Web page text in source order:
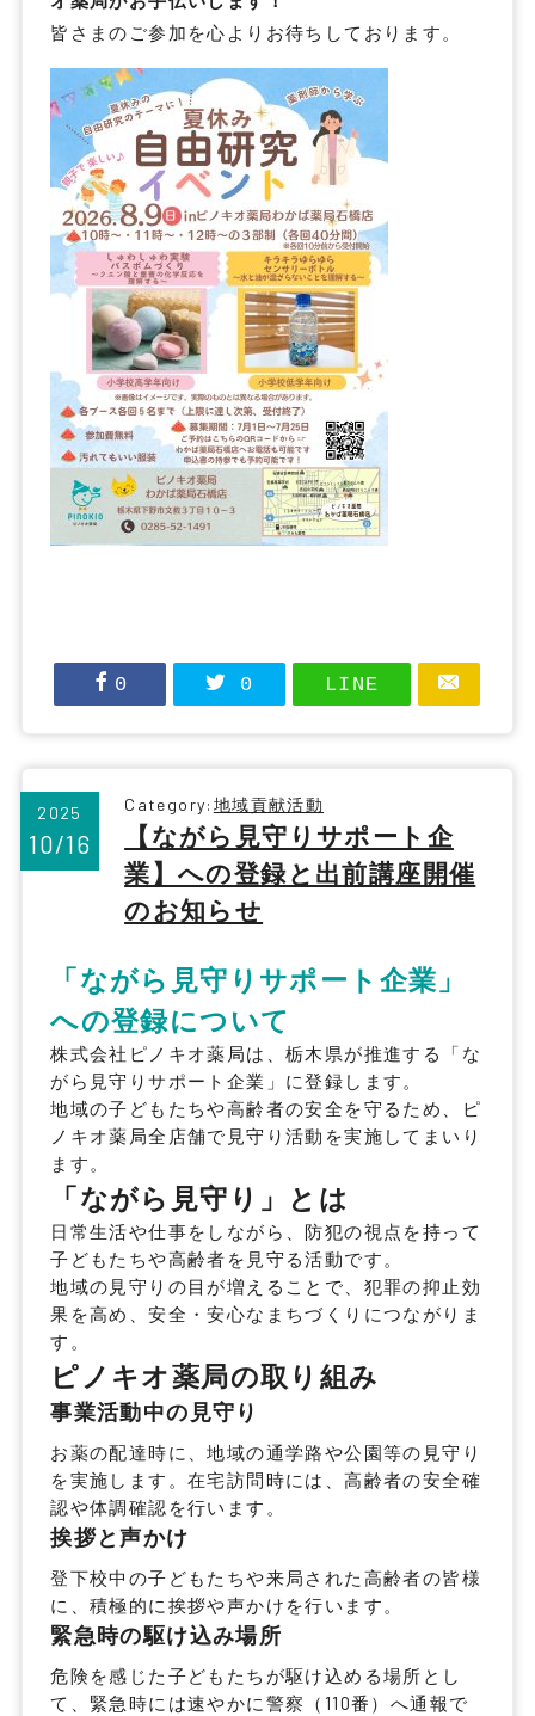
皆さまのご参加を心よりお待ちしております。
0 0 LINE
2025
10/16
Category: 地域貢献活動
【ながら見守りサポート企
業】への登録と出前講座開催
のお知らせ
「ながら見守りサポート企業」
への登録について
株式会社ピノキオ薬局は、栃木県が推進する「な
がら見守りサポート企業」に登録します。
地域の子どもたちや高齢者の安全を守るため、ピ
ノキオ薬局全店舗で見守り活動を実施してまいり
ます。
「ながら見守り」とは
日常生活や仕事をしながら、防犯の視点を持って
子どもたちや高齢者を見守る活動です。
地域の見守りの目が増えることで、犯罪の抑止効
果を高め、安全・安心なまちづくりにつながりま
す。
ピノキオ薬局の取り組み
事業活動中の見守り
お薬の配達時に、地域の通学路や公園等の見守り
を実施します。在宅訪問時には、高齢者の安全確
認や体調確認を行います。
挨拶と声かけ
登下校中の子どもたちや来局された高齢者の皆様
に、積極的に挨拶や声かけを行います。
緊急時の駆け込み場所
危険を感じた子どもたちが駆け込める場所とし
て、緊急時には速やかに警察（110番）へ通報で